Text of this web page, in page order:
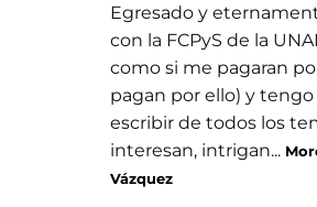
Egresado y
con la FCPyS de la
como si me pagaran
pagan por ello) y
escribir de todos los
interesan, intrigan...
Vázquez